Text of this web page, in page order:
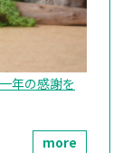
年の感謝を
more